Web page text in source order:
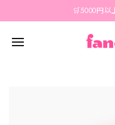
🛒5000円以